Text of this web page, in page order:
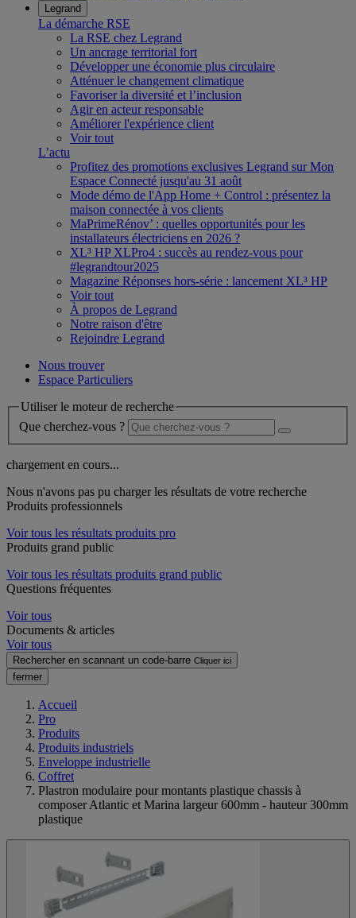
Legrand
La démarche RSE
La RSE chez Legrand
Un ancrage territorial fort
Développer une économie plus circulaire
Atténuer le changement climatique
Favoriser la diversité et l’inclusion
Agir en acteur responsable
Améliorer l'expérience client
Voir tout
L’actu
Profitez des promotions exclusives Legrand sur Mon
Espace Connecté jusqu'au 31 août
Mode démo de l'App Home + Control : présentez la
maison connectée à vos clients
MaPrimeRénov’ : quelles opportunités pour les
installateurs électriciens en 2026 ?
XL³ HP XLPro4 : succès au rendez-vous pour
#legrandtour2025
Magazine Réponses hors-série : lancement XL³ HP
Voir tout
À propos de Legrand
Notre raison d'être
Rejoindre Legrand
Nous trouver
Espace Particuliers
Utiliser le moteur de recherche
Que cherchez-vous ?
chargement en cours...
Nous n'avons pas pu charger les résultats de votre recherche
Produits professionnels
Voir tous les résultats produits pro
Produits grand public
Voir tous les résultats produits grand public
Questions fréquentes
Voir tous
Documents & articles
Voir tous
Rechercher en scannant un code-barre Cliquer ici
fermer
Accueil
Pro
Produits
Produits industriels
Enveloppe industrielle
Coffret
Plastron modulaire pour montants plastique chassis à
composer Atlantic et Marina largeur 600mm - hauteur 300mm
plastique